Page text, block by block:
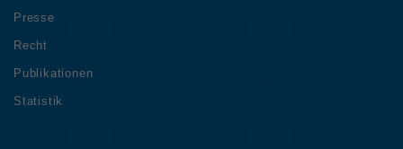
Presse
Recht
Publikationen
Statistik